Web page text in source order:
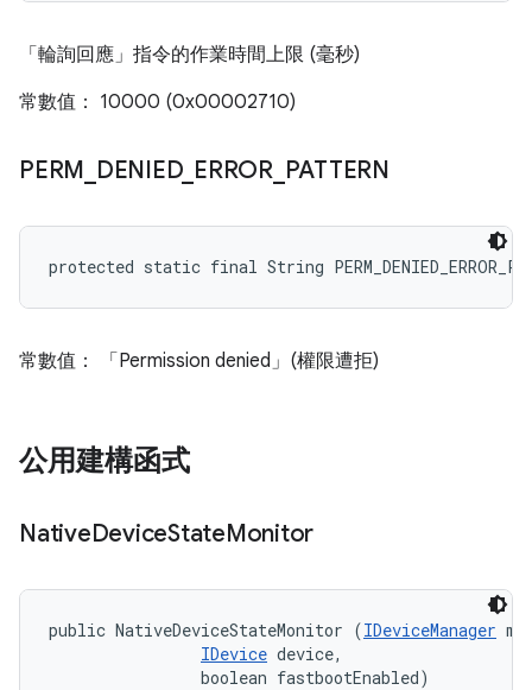
「輪詢回應」指令的作業時間上限 (毫秒)
常數值： 10000 (0x00002710)
PERM DENIED_ ERROR_ PATTERN
protected static final String
常數值： 「Permission denied」(權限遭拒)
公用建構函式
NativeDeviceStateMonitor
public NativeDeviceStateMonitor (IDeviceManager
IDevice device,
                boolean fastbootEnabled)